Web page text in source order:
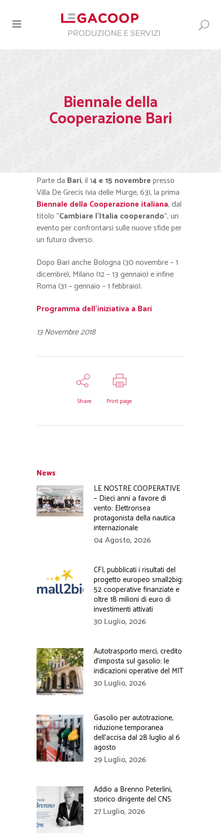
Biennale della
Cooperazione Bari
Parte da Bari, il 14 e 15 novembrepresso
Villa De Grecis (via delle Murge, 63), la prima
Biennale della Cooperazione italiana, dal
titolo “Cambiare l’Italia cooperando“, un
evento per confrontarsi sulle nuove sfide per
un futuro diverso.
Dopo Bari anche Bologna (30 novembre – 1
dicembre), Milano (12 – 13 gennaio) e infine
Roma (31 – gennaio – 1 febbraio).
Programma dell’iniziativa a Bari
13 Novembre 2018
Share Print page
News
LE NOSTRE COOPERATIVE
– Dieci anni a favore di
vento: Elettronsea
protagonista della nautica
internazionale
04 Agosto, 2026
CFI, pubblicati i risultati del
progetto europeo small2big:
52 cooperative finanziate e
oltre 18 milioni di euro di
investimenti attivati
30 Luglio, 2026
Autotrasporto merci, credito
d’imposta sul gasolio: le
indicazioni operative del MIT
30 Luglio, 2026
Gasolio per autotrazione,
riduzione temporanea
dell’accisa dal 28 luglio al 6
agosto
29 Luglio, 2026
Addio a Brenno Peterlini,
storico dirigente del CNS
27 Luglio, 2026